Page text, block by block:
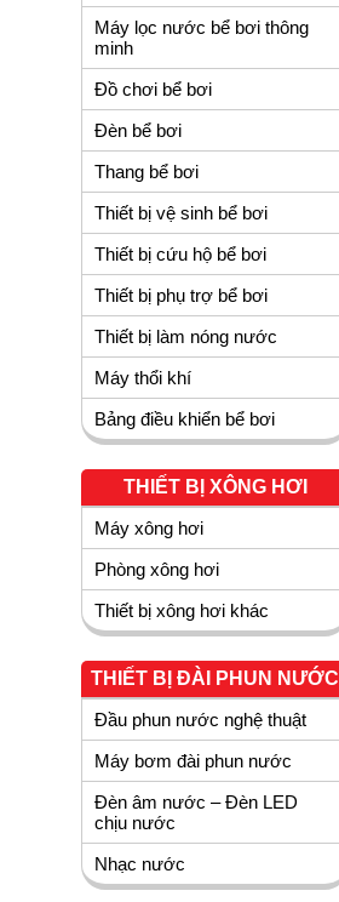
Máy lọc nước bể bơi thông
minh
Đồ chơi bể bơi
Đèn bể bơi
Thang bể bơi
Thiết bị vệ sinh bể bơi
Thiết bị cứu hộ bể bơi
Thiết bị phụ trợ bể bơi
Thiết bị làm nóng nước
Máy thổi khí
Bảng điều khiển bể bơi
THIẾT BỊ XÔNG HƠI
Máy xông hơi
Phòng xông hơi
Thiết bị xông hơi khác
THIẾT BỊ ĐÀI PHUN NƯỚC
Đầu phun nước nghệ thuật
Máy bơm đài phun nước
Đèn âm nước – Đèn LED
chịu nước
Nhạc nước